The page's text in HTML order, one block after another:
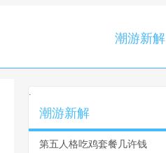
潮游新解
.
潮游新解
第五人格吃鸡套餐几许钱